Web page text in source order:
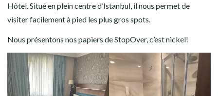
Hôtel. Situé en plein centre d’Istanbul, il nous permet de
visiter facilement à pied les plus gros spots.
Nous présentons nos papiers de StopOver, c’est nickel!